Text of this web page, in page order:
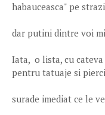
habauceasca" pe
dar putini dintre voi
Iata, o lista, cu
pentru tatuaje si
surade imediat ce le